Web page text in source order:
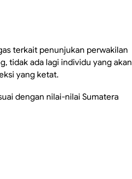
terkait penunjukan perwakilan
tidak ada lagi individu yang akan
yang ketat.
dengan nilai-nilai Sumatera